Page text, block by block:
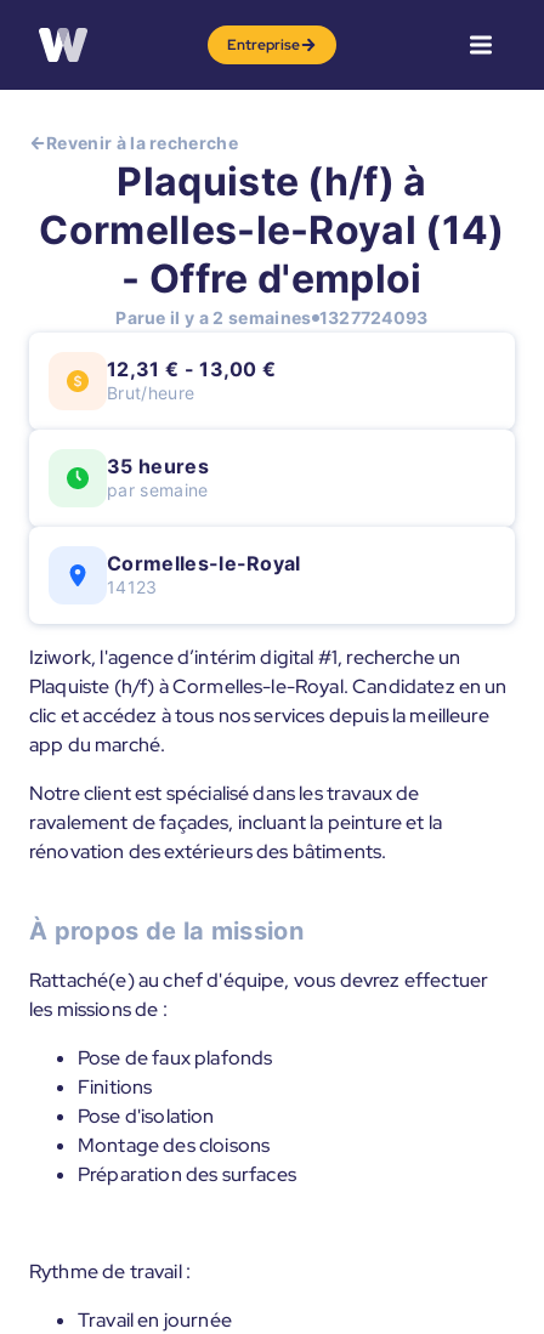
Entreprise
Revenir à la recherche
Plaquiste (h/f) à
Cormelles-le-Royal (14)
- Offre d'emploi
Parue il y a 2 semaines 1327724093
12,31 € - 13,00 €
Brut/heure
35 heures
par semaine
Cormelles-le-Royal
14123
Iziwork, l'agence d’intérim digital #1, recherche un
Plaquiste (h/f) à Cormelles-le-Royal. Candidatez en un
clic et accédez à tous nos services depuis la meilleure
app du marché.
Notre client est spécialisé dans les travaux de
ravalement de façades, incluant la peinture et la
rénovation des extérieurs des bâtiments.
À propos de la mission
Rattaché(e) au chef d'équipe, vous devrez effectuer
les missions de :
Pose de faux plafonds
Finitions
Pose d'isolation
Montage des cloisons
Préparation des surfaces
Rythme de travail :
Travail en journée